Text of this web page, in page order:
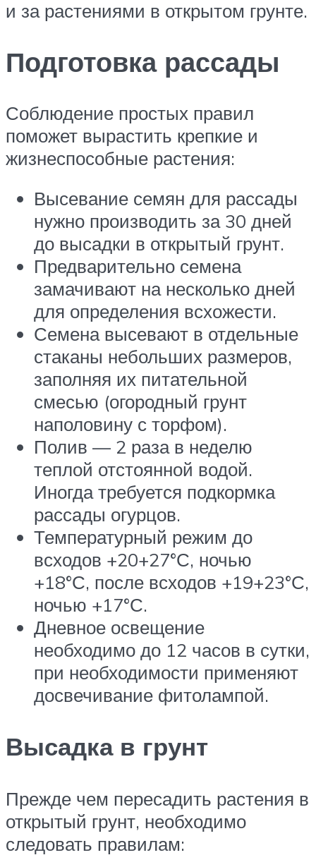
и за растениями в открытом грунте.
Подготовка рассады
Соблюдение простых правил
поможет вырастить крепкие и
жизнеспособные растения:
Высевание семян для рассады
нужно производить за 30 дней
до высадки в открытый грунт.
Предварительно семена
замачивают на несколько дней
для определения всхожести.
Семена высевают в отдельные
стаканы небольших размеров,
заполняя их питательной
смесью (огородный грунт
наполовину с торфом).
Полив — 2 раза в неделю
теплой отстоянной водой.
Иногда требуется подкормка
рассады огурцов.
Температурный режим до
всходов +20+27°С, ночью
+18°С, после всходов +19+23°С,
ночью +17°С.
Дневное освещение
необходимо до 12 часов в сутки,
при необходимости применяют
досвечивание фитолампой.
Высадка в грунт
Прежде чем пересадить растения в
открытый грунт, необходимо
следовать правилам: